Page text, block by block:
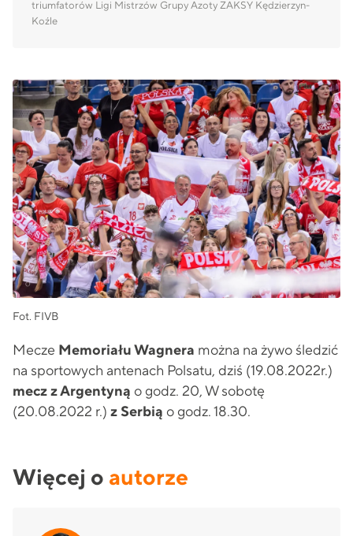
triumfatorów Ligi Mistrzów Grupy Azoty ZAKSY Kędzierzyn-
Koźle
Fot. FIVB
Mecze Memoriału Wagnera można na żywo śledzić
na sportowych antenach Polsatu, dziś (19.08.2022r.)
mecz z Argentyną o godz. 20, W sobotę
(20.08.2022 r.) z Serbią o godz. 18.30.
Więcej o autorze